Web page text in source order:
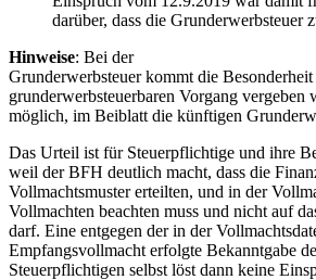
darüber, dass die Grunderwerbsteuer
Hinweise: Bei der
Grunderwerbsteuer kommt die
grunderwerbsteuerbaren Vorgang
möglich, im Beiblatt die künftigen
Das Urteil ist für Steuerpflichtige und ihre
weil der BFH deutlich macht, dass die
Vollmachtsmuster erteilten, und in der
Vollmachten beachten muss und nicht auf
darf. Eine entgegen der in der
Empfangsvollmacht erfolgte Bekanntgabe
Steuerpflichtigen selbst löst dann keine